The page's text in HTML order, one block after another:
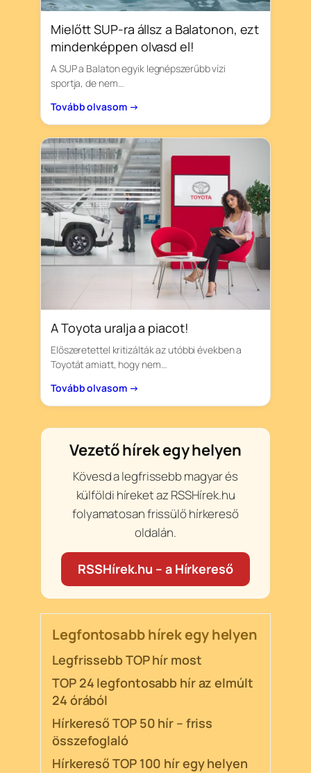
Mielőtt SUP-ra állsz a Balatonon, ezt
mindenképpen olvasd el!
A SUP a Balaton egyik legnépszerűbb vízi
sportja, de nem…
Tovább olvasom →
A Toyota uralja a piacot!
Előszeretettel kritizálták az utóbbi években a
Toyotát amiatt, hogy nem…
Tovább olvasom →
Vezető hírek egy helyen
Kövesd a legfrissebb magyar és
külföldi híreket az RSSHírek.hu
folyamatosan frissülő hírkereső
oldalán.
RSSHírek.hu – a Hírkereső
Legfontosabb hírek egy helyen
Legfrissebb TOP hír most
TOP 24 legfontosabb hír az elmúlt
24 órából
Hírkereső TOP 50 hír – friss
összefoglaló
Hírkereső TOP 100 hír egy helyen